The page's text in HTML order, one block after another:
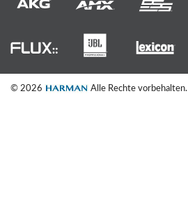
© 2026 Alle Rechte vorbehalten.